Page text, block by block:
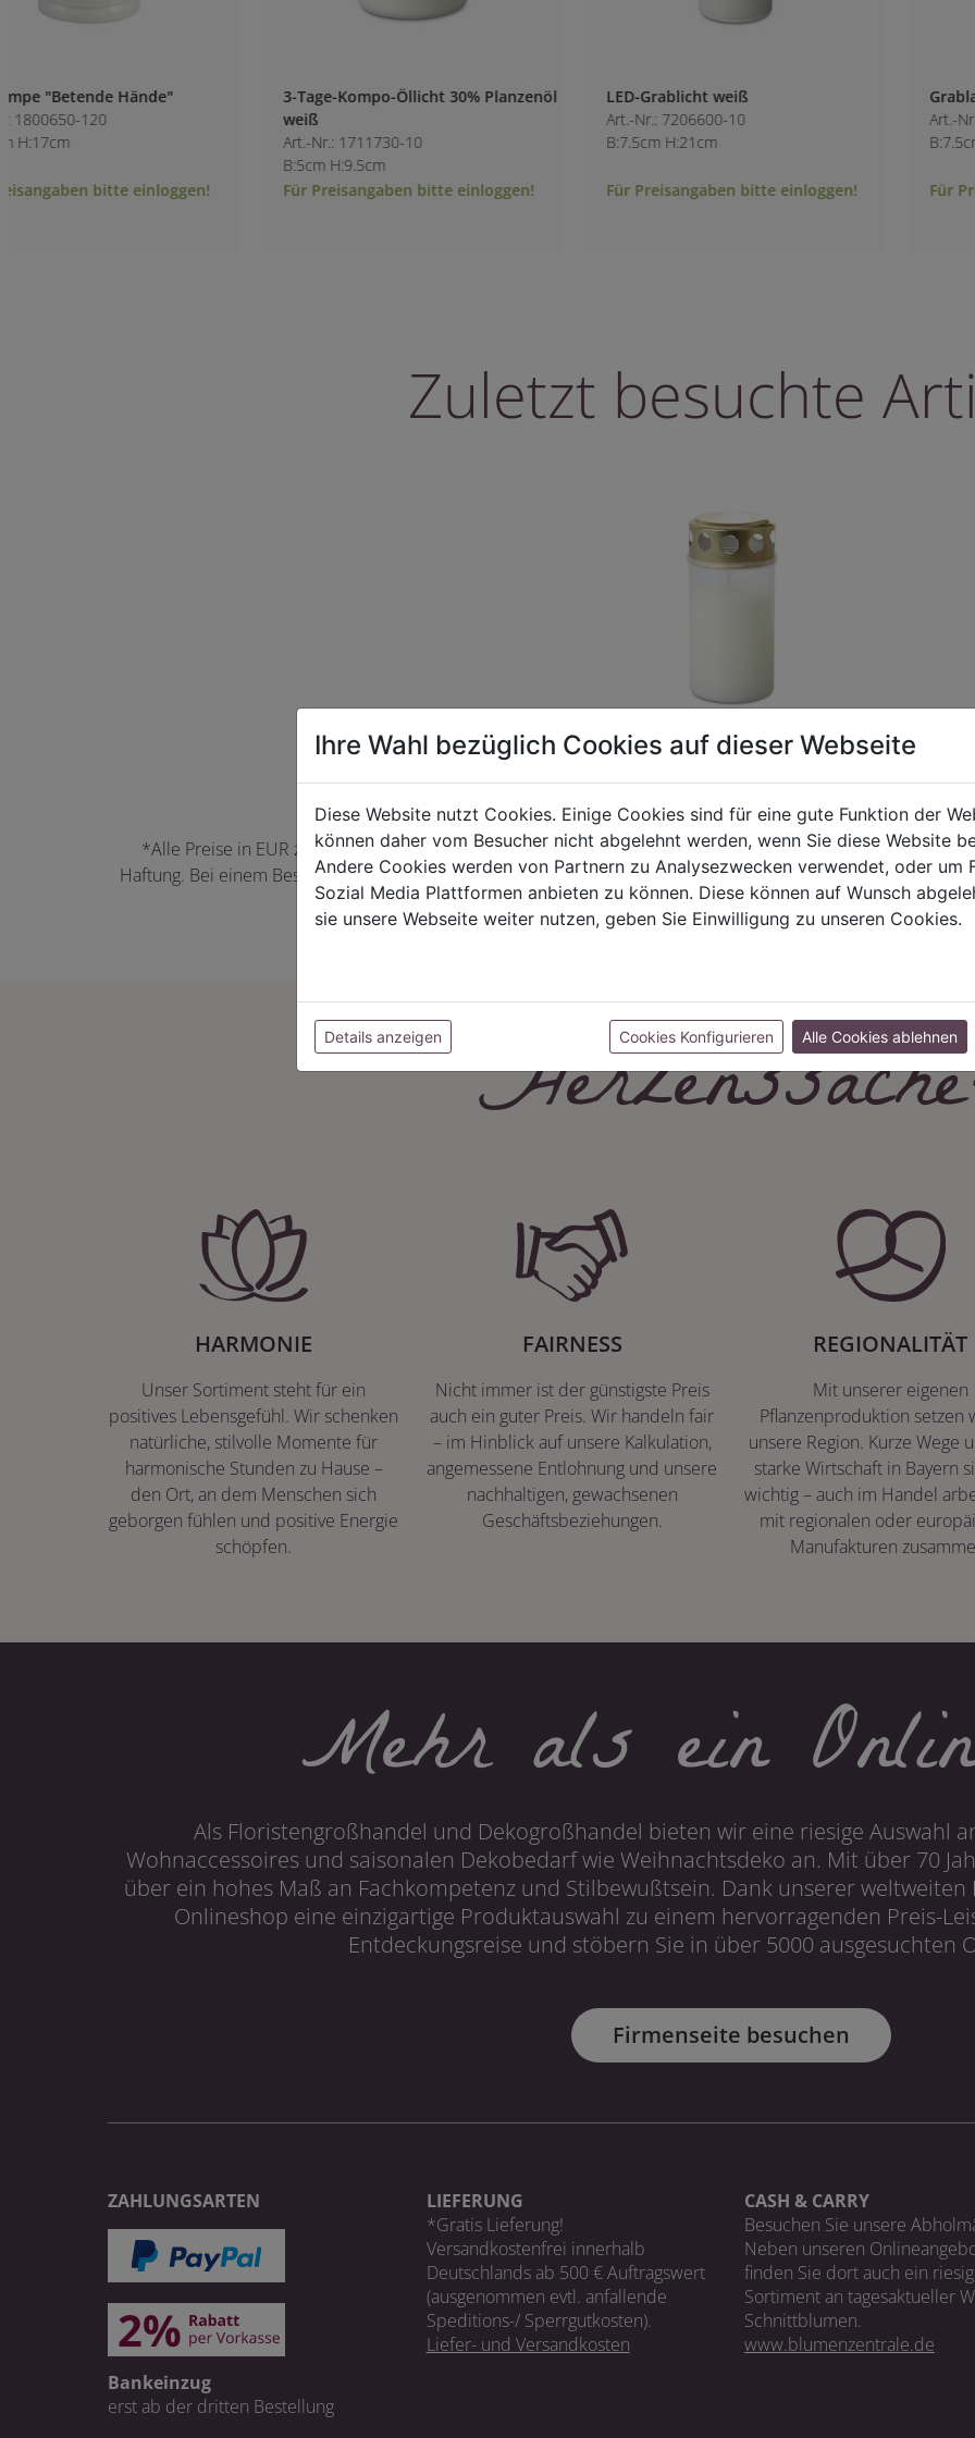
3-Tage-Kompo-Öllicht 30% Planzenöl
weiß
Art.-Nr.: 1711730-10
Für Preisangaben bitte einloggen!
LED-Grablicht weiß
B:7.5cm H:21cm
Für Preisangaben bitte einloggen!
Grablampe "Rose/Buch"
Art.-Nr.: 1800720-121
B:7.5cm H:21cm
Für Preisangaben bitte einloggen!
Zuletzt besuchte
*Alle Preise in EUR zzgl. der jeweils gültigen Mehrwertsteuer und Versandkosten. Für Irrtümer und
Haftung. Bei einem Bestellwert unter 50,00 EUR behalten wir uns die Berechnung eines
können Farbabweichungen zwischen der Bildschirmdarstellung und dem
HARMONIE
Unser Sortiment steht für ein
positives Lebensgefühl. Wir schenken
natürliche, stilvolle Momente für
harmonische Stunden zu Hause –
den Ort, an dem Menschen sich
geborgen fühlen und positive Energie
schöpfen.
FAIRNESS
Nicht immer ist der günstigste Preis
auch ein guter Preis. Wir handeln fair
– im Hinblick auf unsere Kalkulation,
angemessene Entlohnung und unsere
nachhaltigen, gewachsenen
Geschäftsbeziehungen.
REGIONALITÄT
Mit unserer eigenen
Pflanzenproduktion setzen
unsere Region. Kurze Wege
starke Wirtschaft in Bayern
wichtig – auch im Handel
mit regionalen oder
Manufakturen
Mehr als ein
Als Floristengroßhandel und Dekogroßhandel bieten wir eine riesige Auswahl
Wohnaccessoires und saisonalen Dekobedarf wie Weihnachtsdeko an. Mit über 70
über ein hohes Maß an Fachkompetenz und Stilbewußtsein. Dank unserer
Onlineshop eine einzigartige Produktauswahl zu einem hervorragenden Preis-
Entdeckungsreise und stöbern Sie in über 5000 ausgesuchten
Firmenseite besuchen
ZAHLUNGSARTEN
Bankeinzug
erst ab der dritten Bestellung
LIEFERUNG
*Gratis Lieferung!
Versandkostenfrei innerhalb
Deutschlands ab 500 € Auftragswert
(ausgenommen evtl. anfallende
Speditions-/ Sperrgutkosten).
Liefer- und Versandkosten
CASH & CARRY
Besuchen Sie unsere
Neben unseren
finden Sie dort auch ein
Sortiment an tagesaktueller
Schnittblumen.
www.blumenzentrale.de
Ihre Wahl bezüglich Cookies auf dieser Webseite
Diese Website nutzt Cookies. Einige Cookies sind für eine gute Funktion der
können daher vom Besucher nicht abgelehnt werden, wenn Sie diese Website
Andere Cookies werden von Partnern zu Analysezwecken verwendet, oder um
Sozial Media Plattformen anbieten zu können. Diese können auf Wunsch
sie unsere Webseite weiter nutzen, geben Sie Einwilligung zu unseren Cookies.
Details anzeigen Cookies Konfigurieren Alle Cookies ablehnen